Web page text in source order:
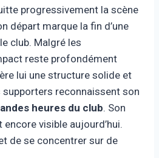
progressivement la scène
départ marque la fin d’une
club. Malgré les
reste profondément
lui une structure solide et
reconnaissent son
heures du club. Son
visible aujourd’hui.
de se concentrer sur de